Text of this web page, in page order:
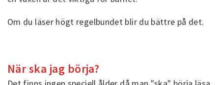
Om du läser högt regelbundet blir du bättre på det.
När ska jag börja?